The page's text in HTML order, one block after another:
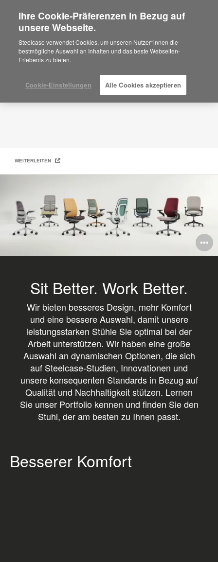
Are you in United States?
Would you like to see Products we sell in
your region?
Americas
Español
Leistungsstarke Stühle
WEITERLEITEN
Sit Better. Work Better.
Wir bieten besseres Design, mehr Komfort
und eine bessere Auswahl, damit unsere
leistungsstarken Stühle Sie optimal bei der
Arbeit unterstützen. Wir haben eine große
Auswahl an dynamischen Optionen, die sich
auf Steelcase-Studien, Innovationen und
unsere konsequenten Standards in Bezug auf
Qualität und Nachhaltigkeit stützen. Lernen
Sie unser Portfolio kennen und finden Sie den
Stuhl, der am besten zu Ihnen passt.
Besserer Komfort
Ihre Cookie-Präferenzen in Bezug auf
unsere Webseite.
Steelcase verwendet Cookies, um unseren Nutzer*innen die
bestmögliche Auswahl an Inhalten und das beste Webseiten-
Erlebenis zu bieten.
Cookie-Einstellungen Alle Cookies akzeptieren